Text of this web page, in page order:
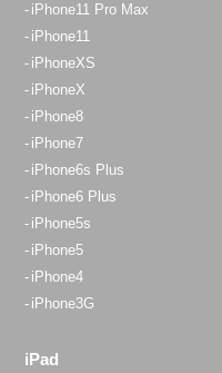
iPhone11 Pro Max
iPhone11
iPhoneXS
iPhoneX
iPhone8
iPhone7
iPhone6s Plus
iPhone6 Plus
iPhone5s
iPhone5
iPhone4
iPhone3G
iPad